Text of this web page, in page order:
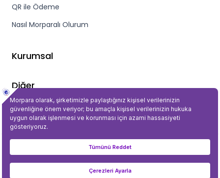
QR ile Ödeme
Nasıl Morparalı Olurum
Kurumsal
Diğer
Gizlilik ve Güvenlik
©2023 Tüm Hakları Saklıdır